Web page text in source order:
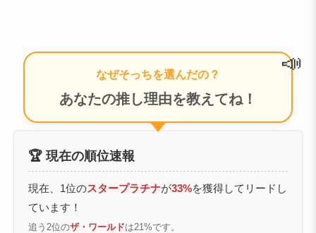
なぜそっちを選んだの？
あなたの推し理由を教えてね！
📣
🏆 現在の順位速報
現在、1位のスタープラチナが33%を獲得してリードし
ています！
追う2位のザ・ワールドは21%です。